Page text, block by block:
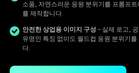
소품, 자연스러운 응원 분위기를 프롬프
를 제작합니다.
안전한 상업용 이미지 구성 - 실제 로고,
유명인 특징 없이도 월드컵 응원 분위기
다.